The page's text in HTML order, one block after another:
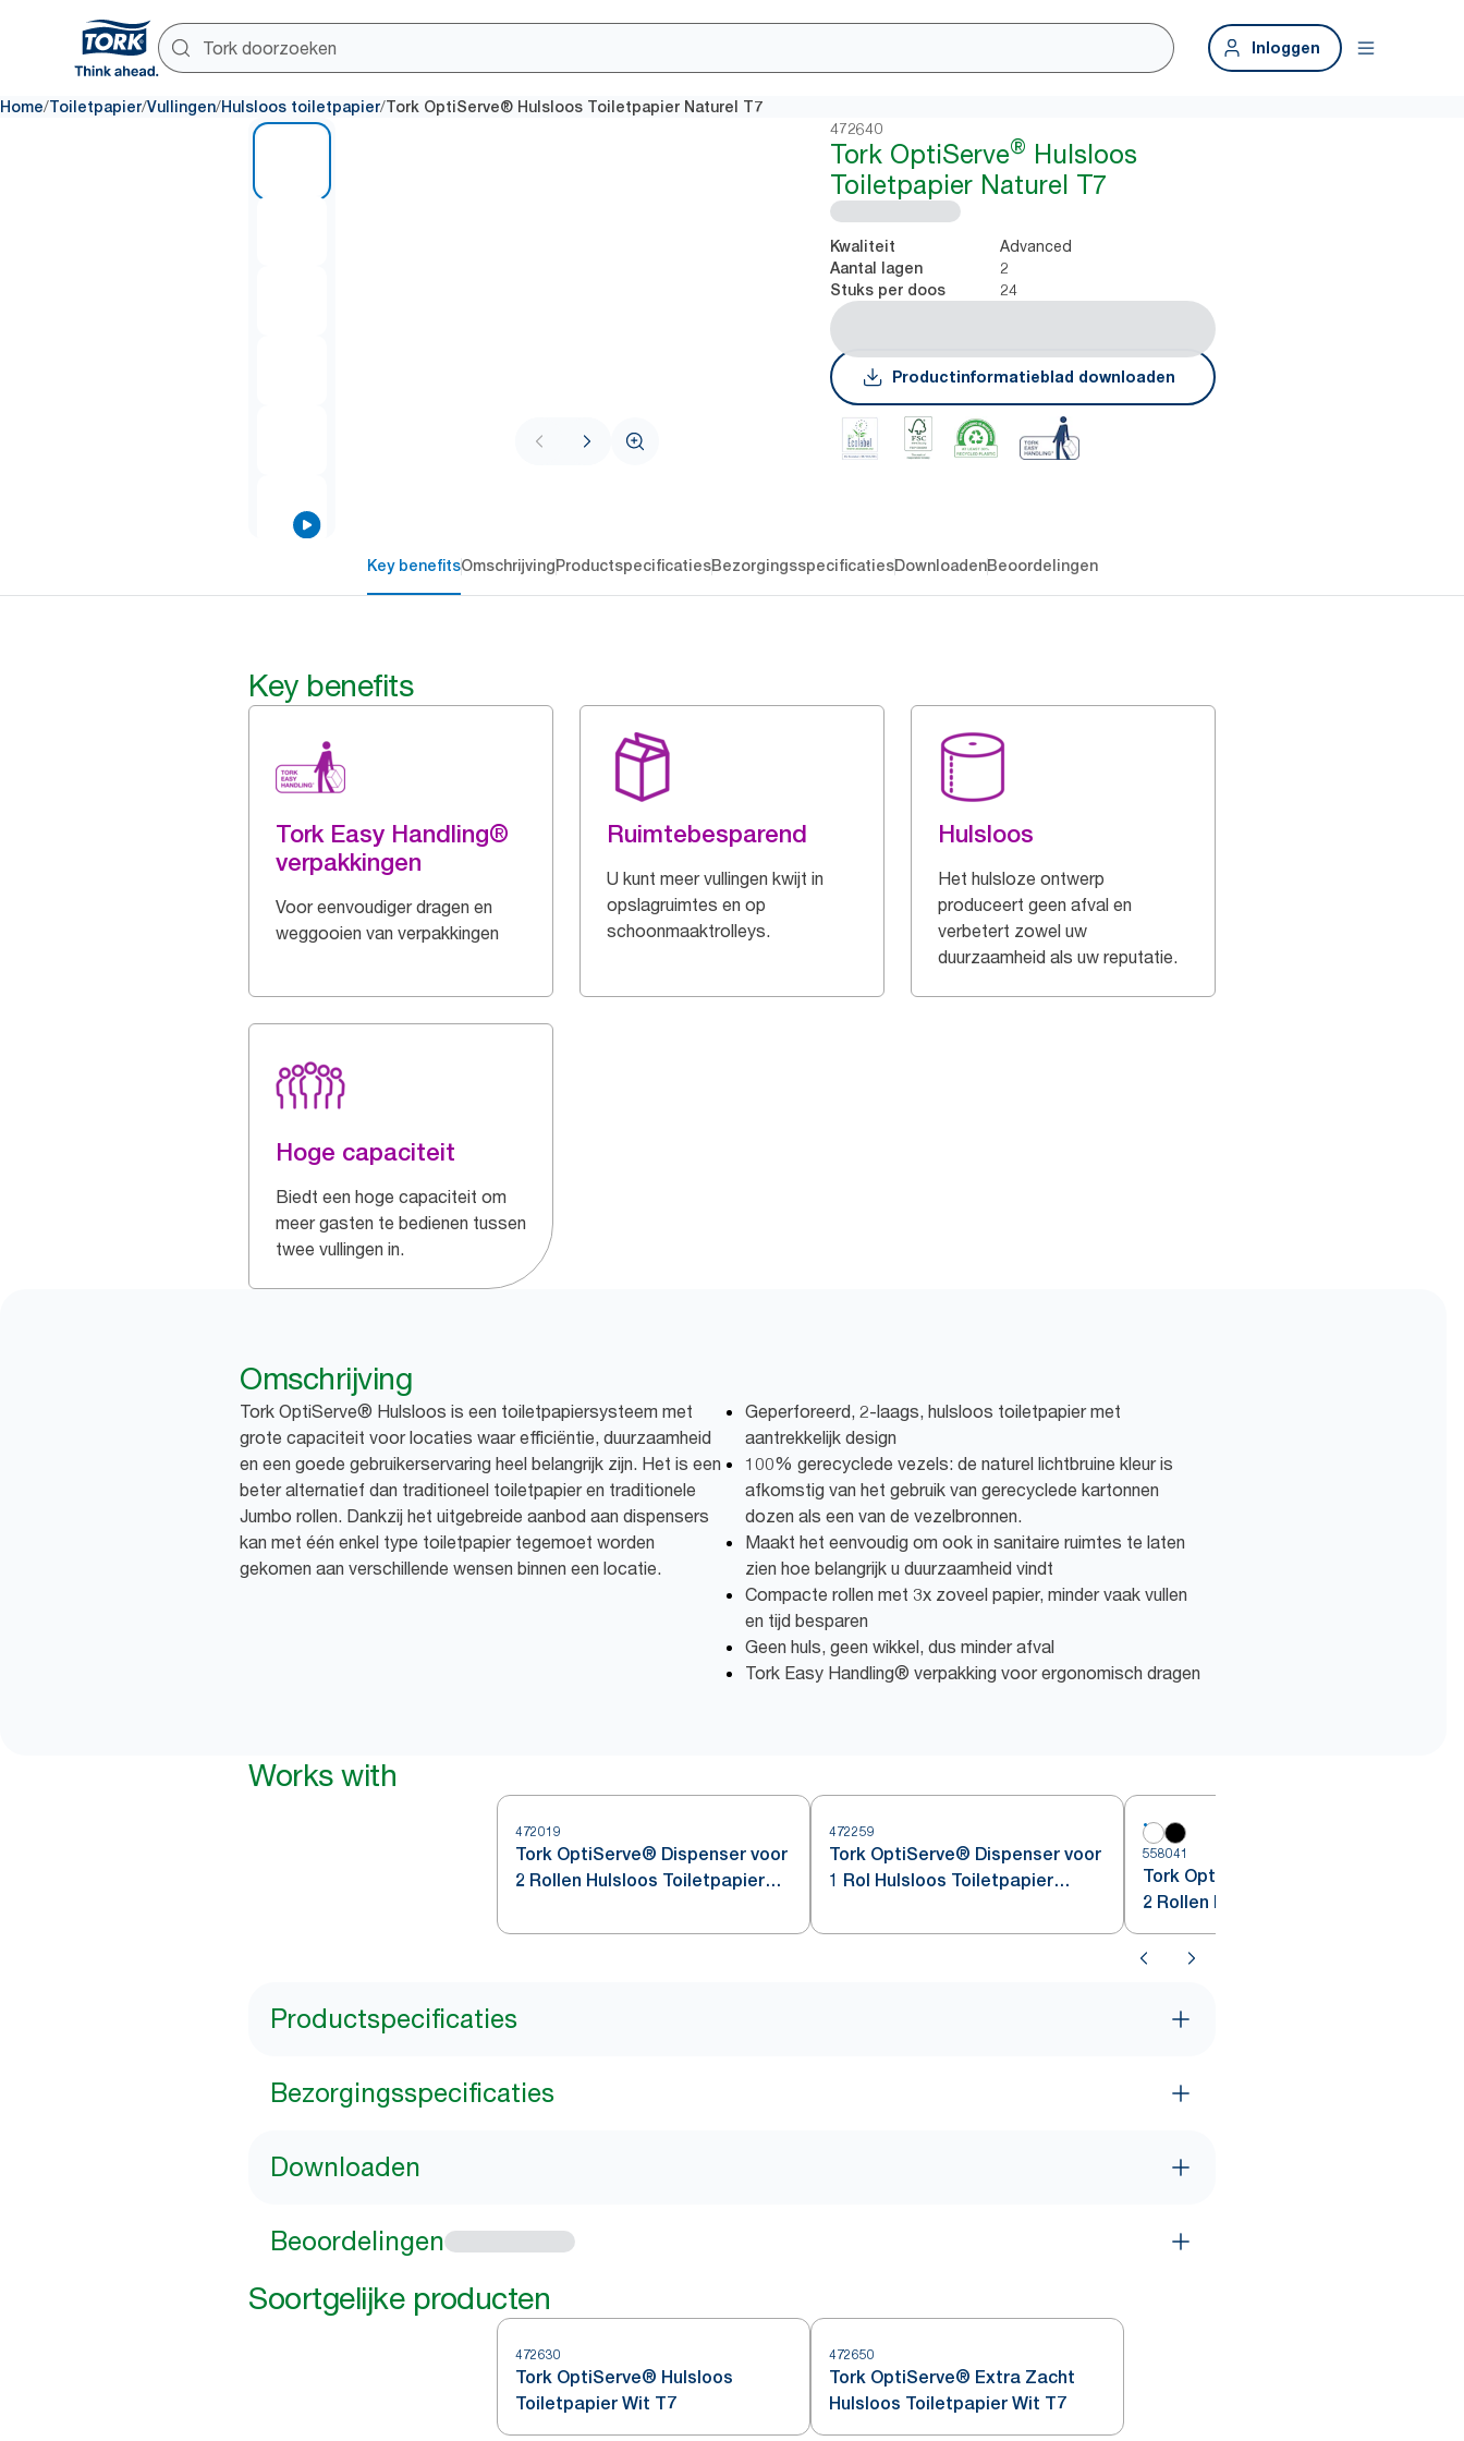
Inloggen
Home/Toiletpapier/Vullingen/Hulsloos toiletpapier/Tork OptiServe® Hulsloos Toiletpapier Naturel T7
472640
Tork OptiServe® Hulsloos
Toiletpapier Naturel T7
Kwaliteit Advanced
Aantal lagen 2
Stuks per doos 24
Productinformatieblad downloaden
Key benefitsOmschrijvingProductspecificatiesBezorgingsspecificatiesDownloadenBeoordelingen
Key benefits
Tork Easy Handling®
verpakkingen
Voor eenvoudiger dragen en
weggooien van verpakkingen
Ruimtebesparend
U kunt meer vullingen kwijt in
opslagruimtes en op
schoonmaaktrolleys.
Hulsloos
Het hulsloze ontwerp
produceert geen afval en
verbetert zowel uw
duurzaamheid als uw reputatie.
Hoge capaciteit
Biedt een hoge capaciteit om
meer gasten te bedienen tussen
twee vullingen in.
Omschrijving
Tork OptiServe® Hulsloos is een toiletpapiersysteem met
grote capaciteit voor locaties waar efficiëntie, duurzaamheid
en een goede gebruikerservaring heel belangrijk zijn. Het is een
beter alternatief dan traditioneel toiletpapier en traditionele
Jumbo rollen. Dankzij het uitgebreide aanbod aan dispensers
kan met één enkel type toiletpapier tegemoet worden
gekomen aan verschillende wensen binnen een locatie.
Geperforeerd, 2-laags, hulsloos toiletpapier met
aantrekkelijk design
100% gerecyclede vezels: de naturel lichtbruine kleur is
afkomstig van het gebruik van gerecyclede kartonnen
dozen als een van de vezelbronnen.
Maakt het eenvoudig om ook in sanitaire ruimtes te laten
zien hoe belangrijk u duurzaamheid vindt
Compacte rollen met 3x zoveel papier, minder vaak vullen
en tijd besparen
Geen huls, geen wikkel, dus minder afval
Tork Easy Handling® verpakking voor ergonomisch dragen
Works with
472019
Tork OptiServe® Dispenser voor
2 Rollen Hulsloos Toiletpapier
472259
Tork OptiServe® Dispenser voor
1 Rol Hulsloos Toiletpapier
558041
Tork OptiServe® Dispenser voor
2 Rollen Hulsloos Toiletpapier
Wit T7
Productspecificaties
Bezorgingsspecificaties
Downloaden
Beoordelingen
Soortgelijke producten
472630
Tork OptiServe® Hulsloos
Toiletpapier Wit T7
472650
Tork OptiServe® Extra Zacht
Hulsloos Toiletpapier Wit T7